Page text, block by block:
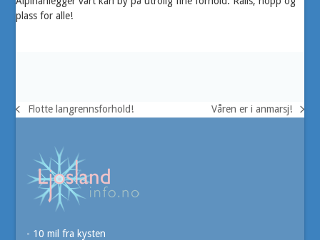
plass for alle!
previous
Flotte langrennsforhold!
next
Våren er i anmarsj!
- 10 mil fra kysten